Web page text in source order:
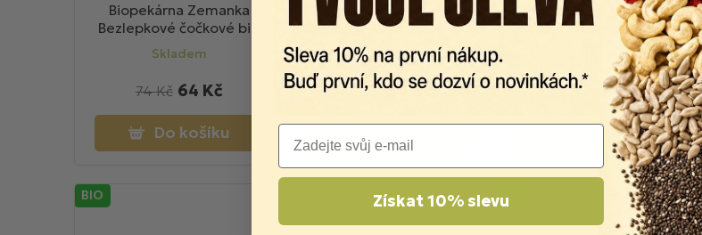
Biopekárna Zemanka
Bezlepkové čočkové bio
hrudky s kokosem a čokoládou
100g
Skladem
64 Kč
74 Kč
Do košíku
Biopekárna Zemanka
Bezlepkové čirokové BIO
sušenky kokosové 100g
Skladem
56 Kč
69 Kč
Biopekárna Zemanka
Špaldové banánové BIO
sušenky 100g
Skladem
54 Kč
59 Kč
Do košíku
BIO BIO
Email
Získat 10% slevu